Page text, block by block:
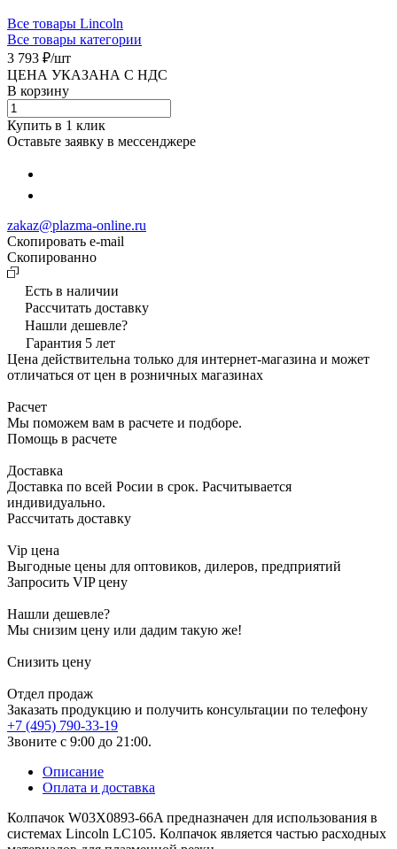
Все товары Lincoln
Все товары категории
3 793 ₽/шт
ЦЕНА УКАЗАНА С НДС
В корзину
Купить в 1 клик
Оставьте заявку в мессенджере
zakaz@plazma-online.ru
Скопировать e-mail
Cкопированно
Есть в наличии
Рассчитать доставку
Нашли дешевле?
Гарантия 5 лет
Цена действительна только для интернет-магазина и может
отличаться от цен в розничных магазинах
Расчет
Мы поможем вам в расчете и подборе.
Помощь в расчете
Доставка
Доставка по всей Росии в срок. Расчитывается
индивидуально.
Рассчитать доставку
Vip цена
Выгодные цены для оптовиков, дилеров, предприятий
Запросить VIP цену
Нашли дешевле?
Мы снизим цену или дадим такую же!
Снизить цену
Отдел продаж
Заказать продукцию и получить консультации по телефону
+7 (495) 790-33-19
Звоните с 9:00 до 21:00.
Описание
Оплата и доставка
Колпачок W03X0893-66A предназначен для использования в
системах Lincoln LC105. Колпачок является частью расходных